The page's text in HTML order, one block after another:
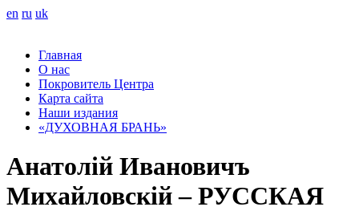
en ru uk
Главная
О нас
Покровитель Центра
Карта сайта
Наши издания
«ДУХОВНАЯ БРАНЬ»
Анатолій Ивановичъ
Михайловскій – РУССКАЯ